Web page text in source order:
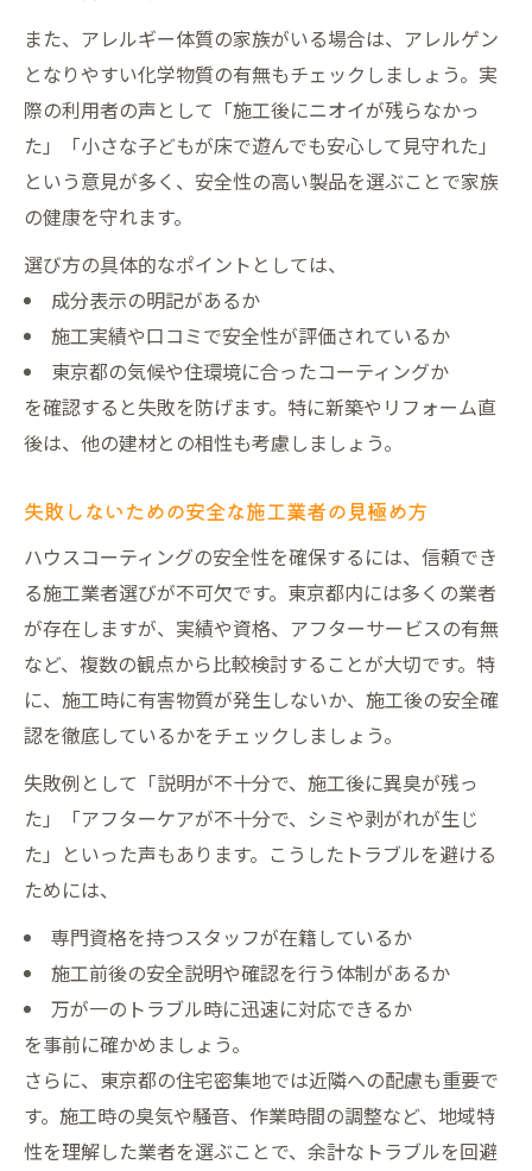
また、アレルギー体質の家族がいる場合は、アレルゲン
となりやすい化学物質の有無もチェックしましょう。実
際の利用者の声として「施工後にニオイが残らなかっ
た」「小さな子どもが床で遊んでも安心して見守れた」
という意見が多く、安全性の高い製品を選ぶことで家族
の健康を守れます。
選び方の具体的なポイントとしては、
成分表示の明記があるか
施工実績や口コミで安全性が評価されているか
東京都の気候や住環境に合ったコーティングか
を確認すると失敗を防げます。特に新築やリフォーム直
後は、他の建材との相性も考慮しましょう。
失敗しないための安全な施工業者の見極め方
ハウスコーティングの安全性を確保するには、信頼でき
る施工業者選びが不可欠です。東京都内には多くの業者
が存在しますが、実績や資格、アフターサービスの有無
など、複数の観点から比較検討することが大切です。特
に、施工時に有害物質が発生しないか、施工後の安全確
認を徹底しているかをチェックしましょう。
失敗例として「説明が不十分で、施工後に異臭が残っ
た」「アフターケアが不十分で、シミや剥がれが生じ
た」といった声もあります。こうしたトラブルを避ける
ためには、
専門資格を持つスタッフが在籍しているか
施工前後の安全説明や確認を行う体制があるか
万が一のトラブル時に迅速に対応できるか
を事前に確かめましょう。
さらに、東京都の住宅密集地では近隣への配慮も重要で
す。施工時の臭気や騒音、作業時間の調整など、地域特
性を理解した業者を選ぶことで、余計なトラブルを回避